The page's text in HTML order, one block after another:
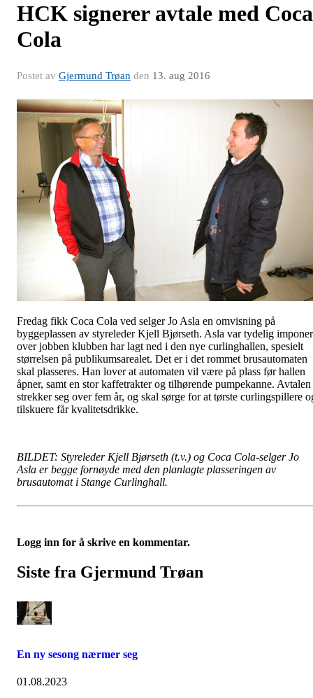
HCK signerer avtale med Coca
Cola
Postet av Gjermund Trøan den 13. aug 2016
Fredag fikk Coca Cola ved selger Jo Asla en omvisning på
byggeplassen av styreleder Kjell Bjørseth. Asla var tydelig
over jobben klubben har lagt ned i den nye curlinghallen, spesielt
størrelsen på publikumsarealet. Det er i det rommet brusautomaten
skal plasseres. Han lover at automaten vil være på plass før hallen
åpner, samt en stor kaffetrakter og tilhørende pumpekanne. Avtalen
strekker seg over fem år, og skal sørge for at tørste curlingspillere
tilskuere får kvalitetsdrikke.
BILDET: Styreleder Kjell Bjørseth (t.v.) og Coca Cola-selger Jo
Asla er begge fornøyde med den planlagte plasseringen av
brusautomat i Stange Curlinghall.
Logg inn for å skrive en kommentar.
Siste fra Gjermund Trøan
En ny sesong nærmer seg
01.08.2023